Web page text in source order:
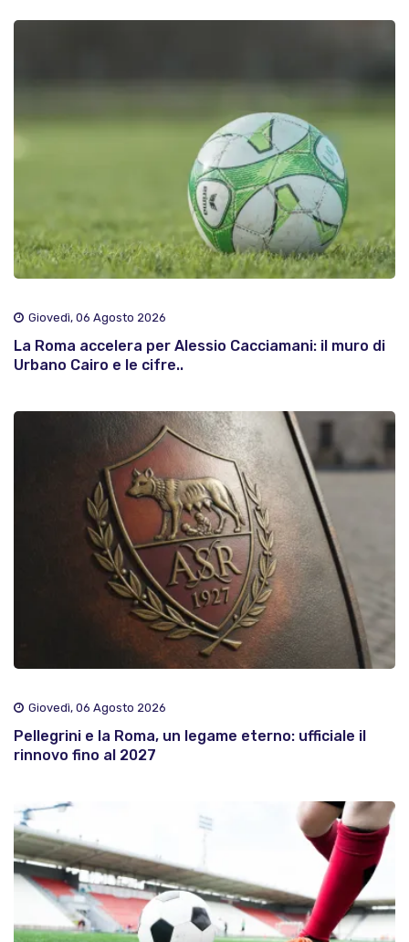
Giovedì, 06 Agosto 2026
La Roma accelera per Alessio Cacciamani: il muro di
Urbano Cairo e le cifre..
Giovedì, 06 Agosto 2026
Pellegrini e la Roma, un legame eterno: ufficiale il
rinnovo fino al 2027